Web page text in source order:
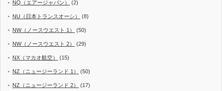
NQ（エアージャパン） (2)
NU（日本トランスオーシ） (8)
NW（ノースウエスト 1） (50)
NW（ノースウエスト 2） (29)
NX（マカオ航空） (15)
NZ（ニュージーランド 1） (50)
NZ（ニュージーランド 2） (17)